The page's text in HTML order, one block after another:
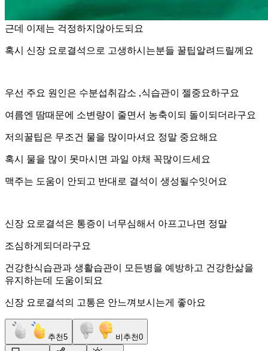
근데 이제는 걱정하지않아도되요
혹시 신장 요로결석으로 고생하시는분들 꿀팁알려드릴께요
우선 주요 원인은 수분섭취감소 ,식습관이 젤중요하구요
여름엔 땀때문에 소변량이 줄면서 농축이되 돌이되더라구요
저의꿀팁은 무조건 물을 많이마셔요 정말 중요해요
혹시 물을 많이 못마시면 과일 야채 꼭많이드세요
맥주는 도움이 안되고 반대로 결석이 생성될수잇어요
신장 요로결석은 통증이 너무심해서 아프고나면 정말
조심하게되더라구요
건강한식습관과 생활습관이 모든병을 예방하고 건강한삶을
유지하는데 도움이되요
신장 요로결석의 고통은 안느껴보시는게 좋아요
추천5 비추천0